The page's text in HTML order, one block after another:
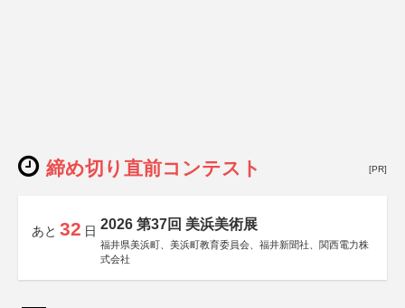
締め切り直前コンテスト [PR]
あと 32 日 2026 第37回 美浜美術展
福井県美浜町、美浜町教育委員会、福井新聞社、関西電力株
式会社